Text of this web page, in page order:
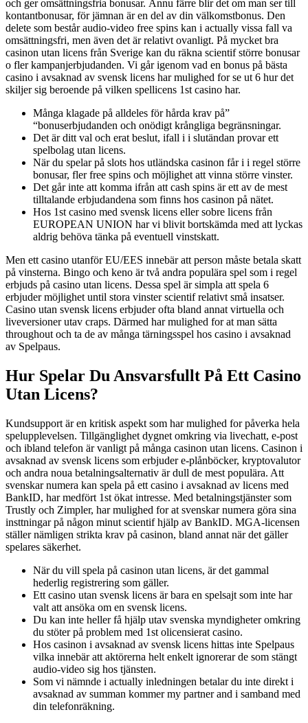
och ger omsättningsfria bonusar. Ännu färre blir det om man ser till
kontantbonusar, för jämnan är en del av din välkomstbonus. Den
delete som består audio-video free spins kan i actually vissa fall va
omsättningsfri, men även det är relativt ovanligt. På mycket bra
casinon utan licens från Sverige kan du räkna scientif större bonusar
o fler kampanjerbjudanden. Vi går igenom vad en bonus på bästa
casino i avsaknad av svensk licens har mulighed for se ut 6 hur det
skiljer sig beroende på vilken spellicens 1st casino har.
Många klagade på alldeles för hårda krav på”
“bonuserbjudanden och onödigt krångliga begränsningar.
Det är ditt val och erat beslut, ifall i i slutändan provar ett
spelbolag utan licens.
När du spelar på slots hos utländska casinon får i i regel större
bonusar, fler free spins och möjlighet att vinna större vinster.
Det går inte att komma ifrån att cash spins är ett av de mest
tilltalande erbjudandena som finns hos casinon på nätet.
Hos 1st casino med svensk licens eller sobre licens från
EUROPEAN UNION har vi blivit bortskämda med att lyckas
aldrig behöva tänka på eventuell vinstskatt.
Men ett casino utanför EU/EES innebär att person måste betala skatt
på vinsterna. Bingo och keno är två andra populära spel som i regel
erbjuds på casino utan licens. Dessa spel är simpla att spela 6
erbjuder möjlighet until stora vinster scientif relativt små insatser.
Casino utan svensk licens erbjuder ofta bland annat virtuella och
liveversioner utav craps. Därmed har mulighed for at man sätta
throughout och ta de av många tärningsspel hos casino i avsaknad
av Spelpaus.
Hur Spelar Du Ansvarsfullt På Ett Casino
Utan Licens?
Kundsupport är en kritisk aspekt som har mulighed for påverka hela
spelupplevelsen. Tillgänglighet dygnet omkring via livechatt, e-post
och ibland telefon är vanligt på många casinon utan licens. Casinon i
avsaknad av svensk licens som erbjuder e-plånböcker, kryptovalutor
och andra noua betalningsalternativ är dull de mest populära. Att
svenskar numera kan spela på ett casino i avsaknad av licens med
BankID, har medfört 1st ökat intresse. Med betalningstjänster som
Trustly och Zimpler, har mulighed for at svenskar numera göra sina
insttningar på någon minut scientif hjälp av BankID. MGA-licensen
ställer nämligen strikta krav på casinon, bland annat när det gäller
spelares säkerhet.
När du vill spela på casinon utan licens, är det gammal
hederlig registrering som gäller.
Ett casino utan svensk licens är bara en spelsajt som inte har
valt att ansöka om en svensk licens.
Du kan inte heller få hjälp utav svenska myndigheter omkring
du stöter på problem med 1st olicensierat casino.
Hos casinon i avsaknad av svensk licens hittas inte Spelpaus
vilka innebär att aktörerna helt enkelt ignorerar de som stängt
audio-video sig hos tjänsten.
Som vi nämnde i actually inledningen betalar du inte direkt i
avsaknad av summan kommer my partner and i samband med
din telefonräkning.